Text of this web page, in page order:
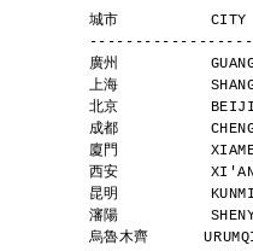
城市          CITY
廣州
上海
北京
成都
廈門
西安
昆明
瀋陽
烏魯木齊